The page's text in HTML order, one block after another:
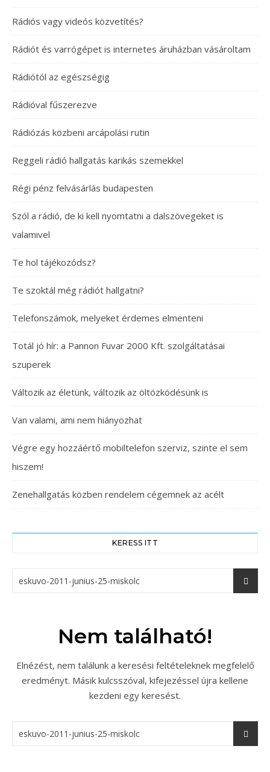
Rádiós vagy videós közvetítés?
Rádiót és varrógépet is internetes áruházban vásároltam
Rádiótól az egészségig
Rádióval fűszerezve
Rádiózás közbeni arcápolási rutin
Reggeli rádió hallgatás karikás szemekkel
Régi pénz felvásárlás budapesten
Szól a rádió, de ki kell nyomtatni a dalszövegeket is
valamivel
Te hol tájékozódsz?
Te szoktál még rádiót hallgatni?
Telefonszámok, melyeket érdemes elmenteni
Totál jó hír: a Pannon Fuvar 2000 Kft. szolgáltatásai
szuperek
Változik az életünk, változik az öltözködésünk is
Van valami, ami nem hiányozhat
Végre egy hozzáértő mobiltelefon szerviz, szinte el sem
hiszem!
Zenehallgatás közben rendelem cégemnek az acélt
KERESS ITT
Nem található!
Elnézést, nem találunk a keresési feltételeknek megfelelő
eredményt. Másik kulcsszóval, kifejezéssel újra kellene
kezdeni egy keresést.